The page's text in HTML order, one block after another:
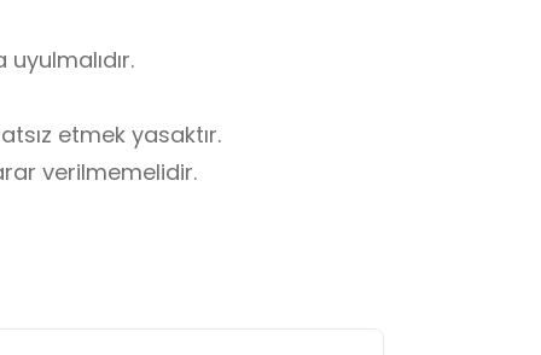
etmek yasaktır.
verilmemelidir.